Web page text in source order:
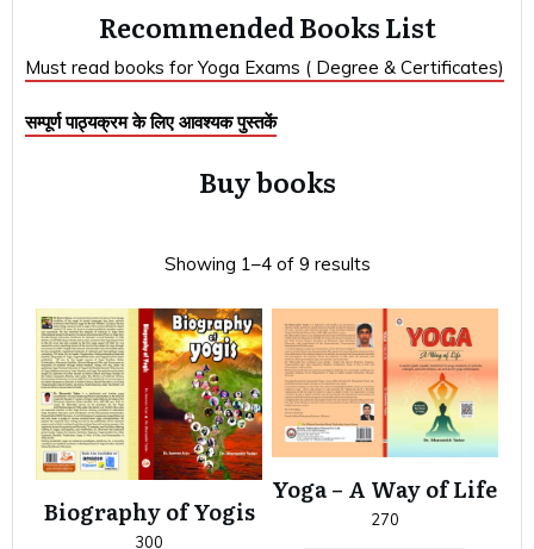
Recommended Books List
Must read books for Yoga Exams ( Degree & Certificates)
सम्पूर्ण पाठ्यक्रम के लिए आवश्यक पुस्तकें
Buy books
Showing 1–4 of 9 results
Biography of Yogis
300
Yoga – A Way of Life
270